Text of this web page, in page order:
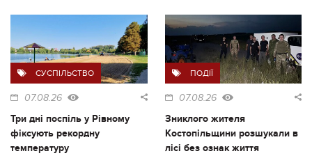
СУСПІЛЬСТВО
07.08.26
Три дні поспіль у Рівному
фіксують рекордну
температуру
ПОДІЇ
07.08.26
Зниклого жителя
Костопільщини розшукали в
лісі без ознак життя